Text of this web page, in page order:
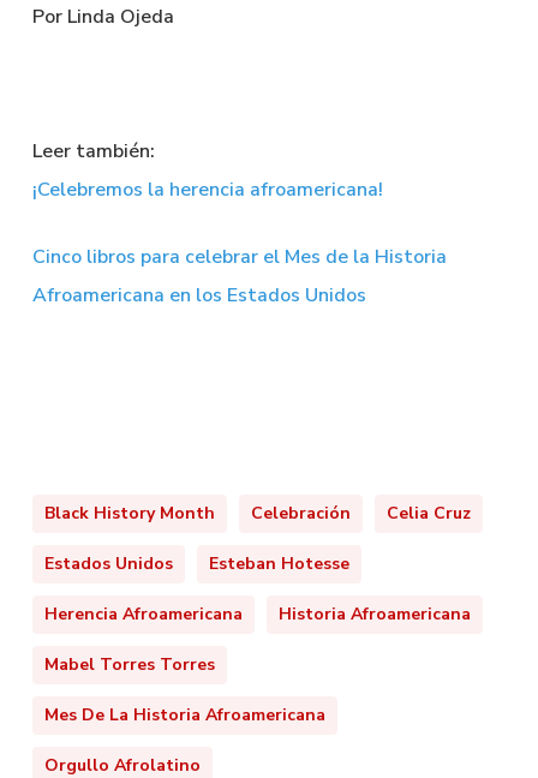
Por Linda Ojeda
Leer también:
¡Celebremos la herencia afroamericana!
Cinco libros para celebrar el Mes de la Historia
Afroamericana en los Estados Unidos
Black History Month Celebración Celia Cruz
Estados Unidos Esteban Hotesse
Herencia Afroamericana Historia Afroamericana
Mabel Torres Torres
Mes De La Historia Afroamericana
Orgullo Afrolatino